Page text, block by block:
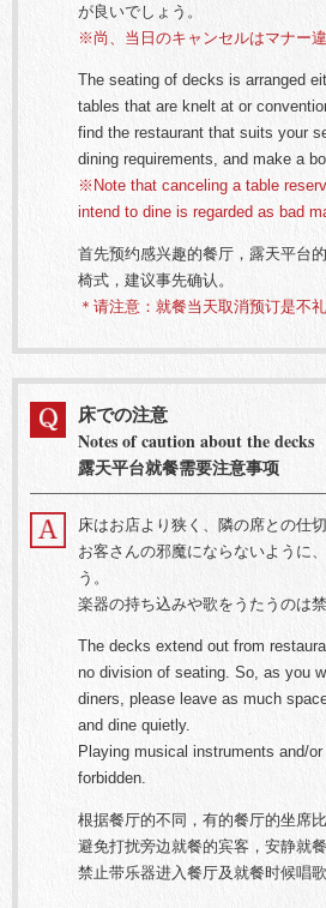
が良いでしょう。
※尚、当日のキャンセルはマナー
The seating of decks is arranged
tables that are knelt at or
find the restaurant that suits your
dining requirements, and make a
※Note that canceling a table
intend to dine is regarded as bad
首先预约感兴趣的餐厅，露天平台
椅式，建议事先确认。
＊请注意：就餐当天取消预订是不礼
床での注意
Notes of caution about the decks
露天平台就餐需要注意事项
床はお店より狭く、隣の席との仕
お客さんの邪魔にならないように
う。
楽器の持ち込みや歌をうたうのは禁
The decks extend out from
no division of seating. So, as you
diners, please leave as much
and dine quietly.
Playing musical instruments and/
forbidden.
根据餐厅的不同，有的餐厅的坐席
避免打扰旁边就餐的宾客，安静就餐
禁止带乐器进入餐厅及就餐时候唱歌